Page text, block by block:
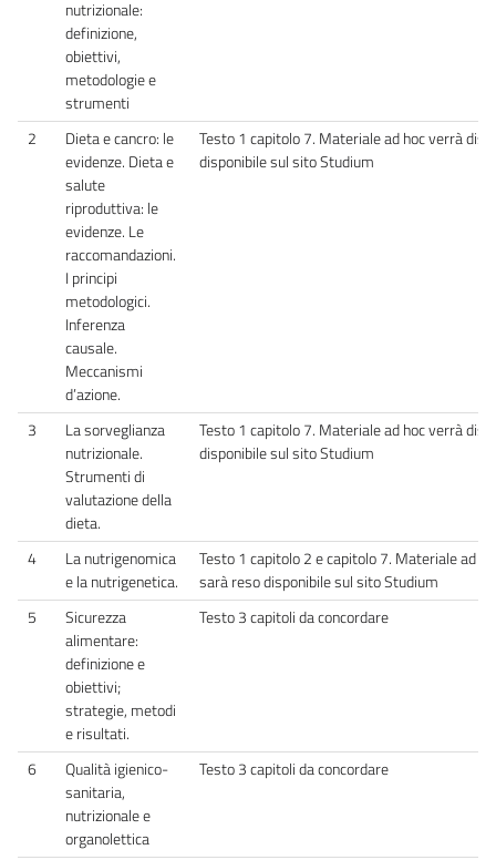
nutrizionale:
definizione,
obiettivi,
metodologie e
strumenti
2
Dieta e cancro: le
evidenze. Dieta e
salute
riproduttiva: le
evidenze. Le
raccomandazioni.
I principi
metodologici.
Inferenza
causale.
Meccanismi
d’azione.
Testo 1 capitolo 7. Materiale ad hoc verrà
disponibile sul sito Studium
3
La sorveglianza
nutrizionale.
Strumenti di
valutazione della
dieta.
Testo 1 capitolo 7. Materiale ad hoc verrà
disponibile sul sito Studium
4
La nutrigenomica
e la nutrigenetica.
Testo 1 capitolo 2 e capitolo 7. Materiale ad
sarà reso disponibile sul sito Studium
5
Sicurezza
alimentare:
definizione e
obiettivi;
strategie, metodi
e risultati.
Testo 3 capitoli da concordare
6
Qualità igienico-
sanitaria,
nutrizionale e
organolettica
Testo 3 capitoli da concordare